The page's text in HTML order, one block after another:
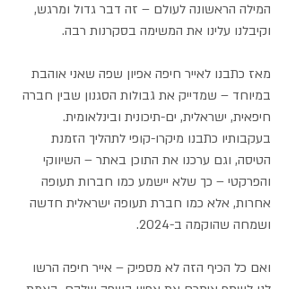
המילה הראשונה לעולם – זה דבר גדול ומרגש,
וקיבלנו עלינו את המשימה בסקרנות רבה.
מאז כתבנו לאייר חיפה אפיון שפה שאני אוהבת
במיוחד – שמדייק את גבולות הסגנון שבין חברה
חיפאית, ישראלית, ים-תיכונית ובינלאומית.
בעקבותיו כתבנו מיקרו-קופי לתהליך הזמנת
הטיסה, וגם ערכנו את התוכן באתר – השיווקי
והפרקטי – כך שלא יישמע כמו חברות תעופה
אחרות, אלא כמו חברת תעופה ישראלית חדשה
ושמחה שהוקמה ב-2024.
ואם כל הכיף הזה לא מספיק – אייר חיפה הרשו